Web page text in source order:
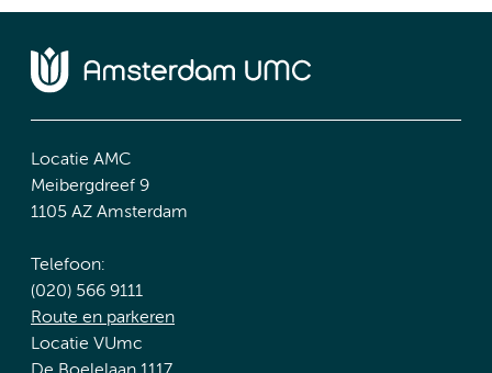
Locatie AMC
Meibergdreef 9
1105 AZ Amsterdam
Telefoon:
(020) 566 9111
Route en parkeren
Locatie VUmc